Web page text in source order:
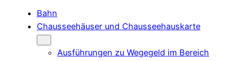
Bahn
Chausseehäuser und Chausseehauskarte
Ausführungen zu Wegegeld im Bereich